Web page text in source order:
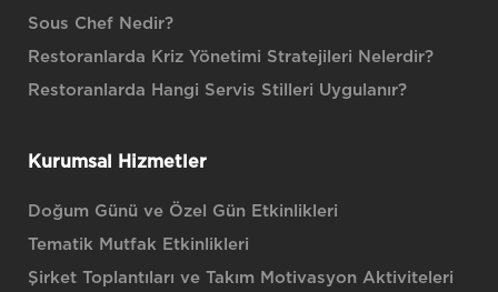
Sous Chef Nedir?
Restoranlarda Kriz Yönetimi Stratejileri Nelerdir?
Restoranlarda Hangi Servis Stilleri Uygulanır?
Kurumsal Hizmetler
Doğum Günü ve Özel Gün Etkinlikleri
Tematik Mutfak Etkinlikleri
Şirket Toplantıları ve Takım Motivasyon Aktiviteleri